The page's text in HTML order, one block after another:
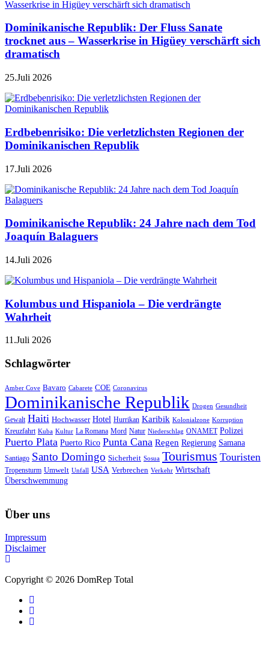
Dominikanische Republik: Der Fluss Sanate
trocknet aus – Wasserkrise in Higüey verschärft sich
dramatisch
25.Juli 2026
Erdbebenrisiko: Die verletzlichsten Regionen der
Dominikanischen Republik
17.Juli 2026
Dominikanische Republik: 24 Jahre nach dem Tod
Joaquín Balaguers
14.Juli 2026
Kolumbus und Hispaniola – Die verdrängte
Wahrheit
11.Juli 2026
Schlagwörter
Amber Cove Bavaro Cabarete COE Coronavirus
Dominikanische Republik Drogen Gesundheit
Gewalt Haiti Hochwasser Hotel Hurrikan Karibik Kolonialzone Korruption
Kreuzfahrt Kuba Kultur La Romana Mord Natur Niederschlag ONAMET Polizei
Puerto Plata Puerto Rico Punta Cana Regen Regierung Samana
Santiago Santo Domingo Sicherheit Sosua Tourismus Touristen
Tropensturm Umwelt Unfall USA Verbrechen Verkehr Wirtschaft
Überschwemmung
Über uns
Impressum
Disclaimer
Copyright © 2026 DomRep Total